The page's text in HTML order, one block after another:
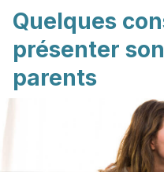
Quelques
présenter
parents